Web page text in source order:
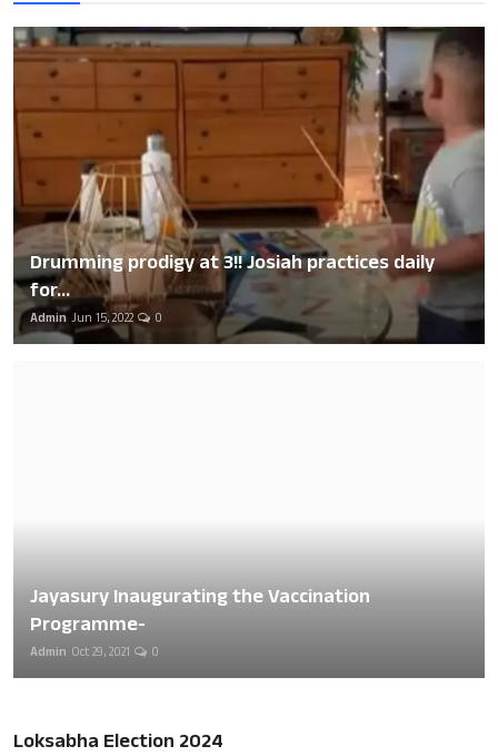
Drumming prodigy at 3!! Josiah practices daily
for...
Admin Jun 15, 2022 0
Jayasury Inaugurating the Vaccination
Programme-
Admin Oct 29, 2021 0
Loksabha Election 2024